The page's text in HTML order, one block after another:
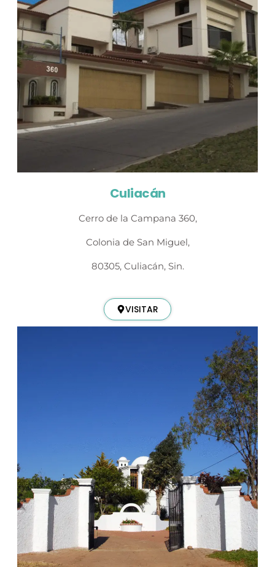
Culiacán
Cerro de la Campana 360,
Colonia de San Miguel,
80305, Culiacán, Sin.
VISITAR